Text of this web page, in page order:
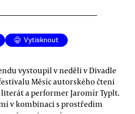
Vytisknout
vystoupil v neděli v Divadle
Měsíc autorského čtení
a performer Jaromír Typlt.
v kombinaci s prostředím